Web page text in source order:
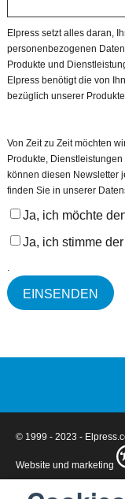
Elpress setzt alles daran,
personenbezogenen
Produkte und
Elpress benötigt die von
bezüglich unserer
Von Zeit zu Zeit möchten
Produkte,
können diesen Newsletter
finden Sie in unserer
Ja, ich möchte
Ja, ich stimme der
.
© 1999 - 2023 -
Website und marketing